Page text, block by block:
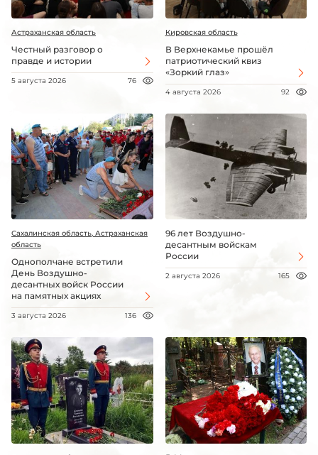
Астраханская область
Честный разговор о
правде и истории
5 августа 2026 76
Кировская область
В Верхнекамье прошёл
патриотический квиз
«Зоркий глаз»
4 августа 2026 92
Сахалинская область, Астраханская
область
Однополчане встретили
День Воздушно-
десантных войск России
на памятных акциях
3 августа 2026 136
96 лет Воздушно-
десантным войскам
России
2 августа 2026 165